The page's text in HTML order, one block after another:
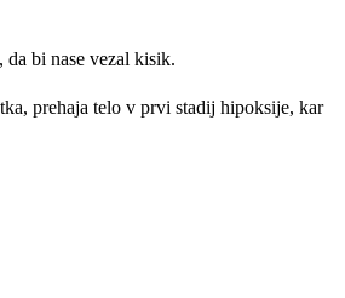
bi nase vezal kisik.
prehaja telo v prvi stadij hipoksije, kar